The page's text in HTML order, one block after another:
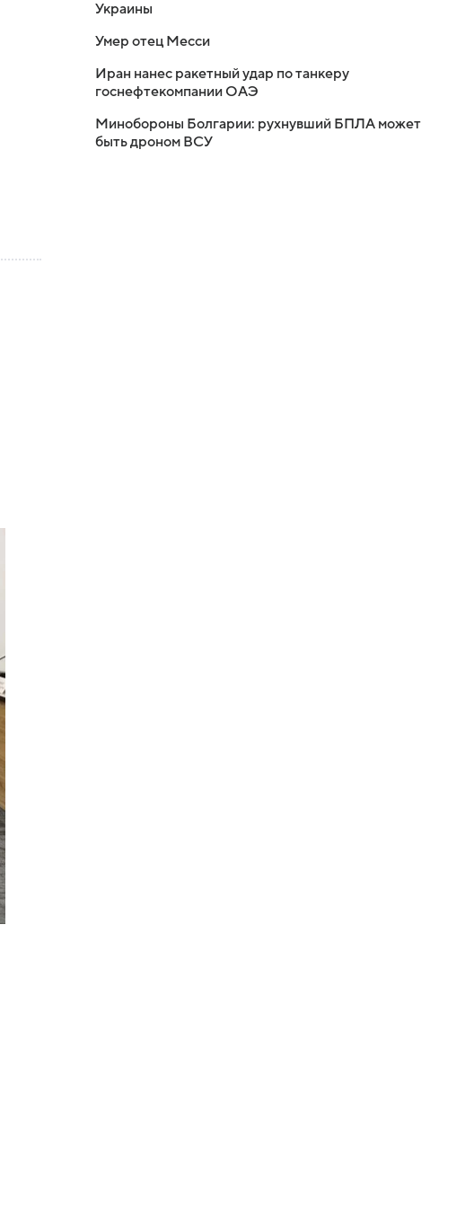
Украины
Умер отец Месси
Иран нанес ракетный удар по танкеру
госнефтекомпании ОАЭ
Минобороны Болгарии: рухнувший БПЛА может
быть дроном ВСУ